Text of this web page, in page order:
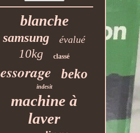
blanche
samsung évalué
10kg classé
essorage beko
indesit
machine à
laver